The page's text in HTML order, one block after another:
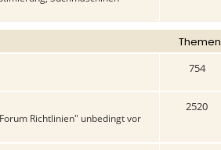
Themen
754
Richtlinien" unbedingt vor
2520